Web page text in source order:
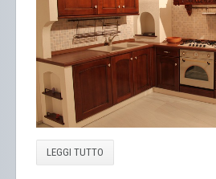
LEGGI TUTTO